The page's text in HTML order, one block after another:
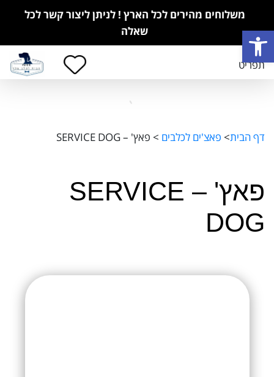
פתח סרגל נגישות
משלוחים מהירים לכל הארץ ! לניתן ליצור קשר לכל
שאלה
תפריט
דף הבית> פאצ'ים לכלבים > פאץ' – SERVICE DOG
פאץ' – SERVICE
DOG